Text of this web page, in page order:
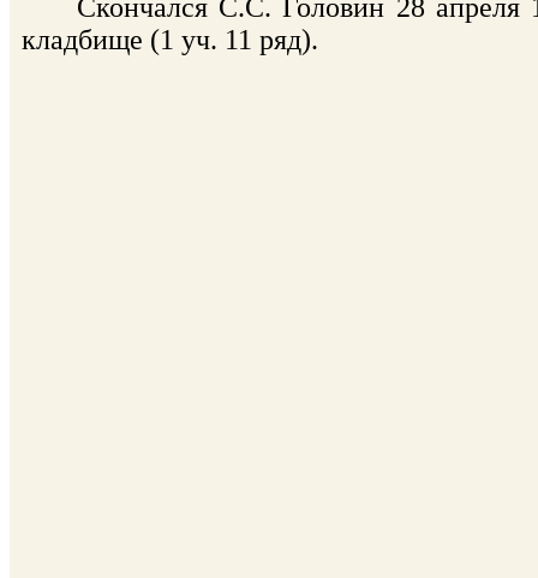
Скончался С.С. Головин 28 апреля
кладбище (1 уч. 11 ряд).